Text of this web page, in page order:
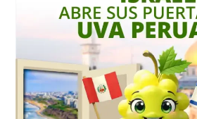
peruana